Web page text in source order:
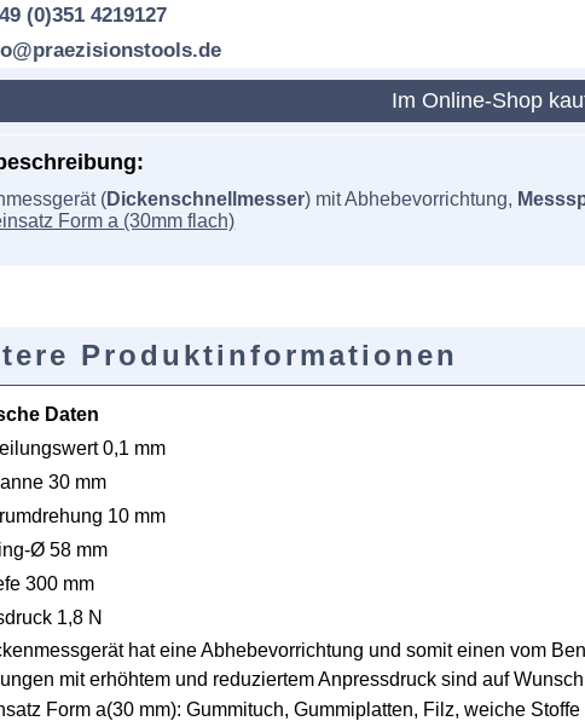
(0)351 4219127
Im Online-Shop
(Dickenschnellmesser) mit Abhebevorrichtung,
Form a (30mm flach)
Produktinformationen
Daten
0,1 mm
30 mm
10 mm
Ø 58 mm
300 mm
1,8 N
hat eine Abhebevorrichtung und somit einen vom
mit erhöhtem und reduziertem Anpressdruck sind auf
Form a(30 mm): Gummituch, Gummiplatten, Filz, weiche Stoffe